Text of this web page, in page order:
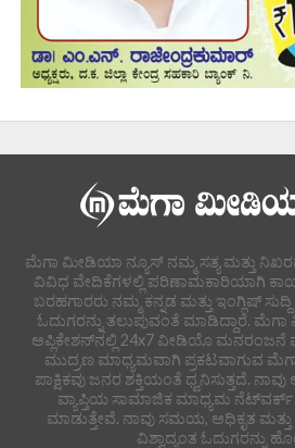
ಮೆಗಾ ಮೀಡಿಯಾ ನ್ಯೂಸ್ ನಮ್ಮ ಸತ್ಯ ಮತ್ತು
ವಿವಿಧ ವೇದಿಕೆಗಳಲ್ಲಿ ಪರಿಣಾಮಕಾರಿಯಾಗಿ
ಬರಹಗಾರರು ನಮ್ಮ ಕನ್ನಡ ಮತ್ತು ಇಂಗ್ಲಿಷ್
ಓದುಗರನ್ನು ತಲುಪುವಂತೆ ಮಾಡಿದ್ದಾರೆ.
ಅಪ್ಲಿಕೇಶನ್‌ನಲ್ಲಿ 24x7 ವೀಡಿಯೊ ಮನರಂಜನೆ
ಮುದ್ರಣ ಮಾಧ್ಯಮವಾಗಿ ಪ್ರಕಟವಾಗುವ
ಪಾಕ್ಷಿಕವು ಜನರ ಶಕ್ತಿಯಂತೆ ಧ್ವನಿಸುತ್ತದೆ.
ವ್ಯಾಪ್ತಿಯ ಸಾಮಾಜಿಕ ಮಾಧ್ಯಮ
ಮಾಡುತ್ತೇವೆ. ನಾವು ಸಮಯ, ಅಧಿಕೃತ ಮತ್ತು
ವಿಶ್ವಾದ್ಯಂತ ಓದುಗರನ್ನು